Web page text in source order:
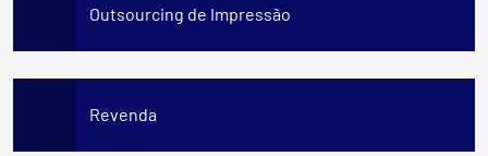
Outsourcing de Impressão
Revenda